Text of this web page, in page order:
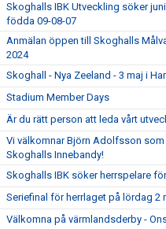
Skoghalls IBK Utveckling söker
födda 09-08-07
Anmälan öppen till Skoghalls
2024
Skoghall - Nya Zeeland - 3 maj i
Stadium Member Days
Är du rätt person att leda vårt
Vi välkomnar Björn Adolfsson
Skoghalls Innebandy!
Skoghalls IBK söker herrspelare
Seriefinal för herrlaget på lördag 2
Välkomna på värmlandsderby -